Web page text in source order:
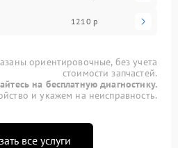
1210 р
ориентировочные, без учета
стоимости запчастей.
на бесплатную диагностику.
и укажем на неисправность.
все услуги